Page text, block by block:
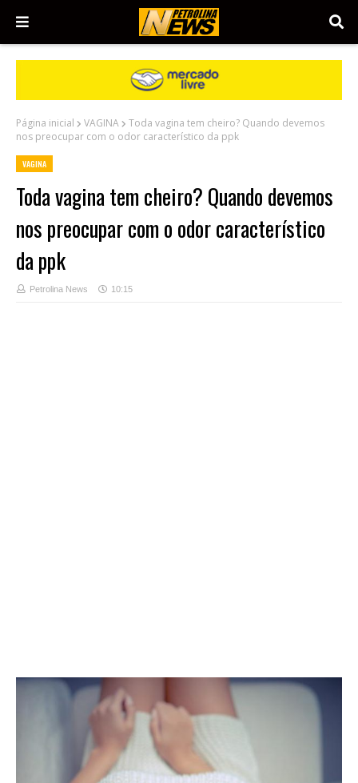
Página inicial VAGINA
Toda vagina tem cheiro? Quando devemos
nos preocupar com o odor característico da ppk
VAGINA
Toda vagina tem cheiro? Quando devemos
nos preocupar com o odor característico
da ppk
Petrolina News 10:15